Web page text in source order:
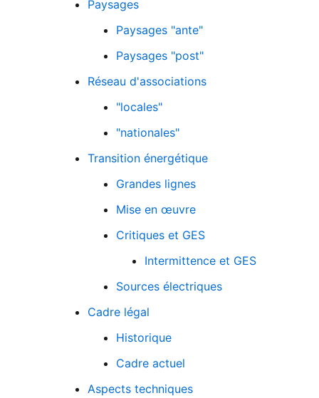
Paysages
Paysages "ante"
Paysages "post"
Réseau d'associations
"locales"
"nationales"
Transition énergétique
Grandes lignes
Mise en œuvre
Critiques et GES
Intermittence et GES
Sources électriques
Cadre légal
Historique
Cadre actuel
Aspects techniques